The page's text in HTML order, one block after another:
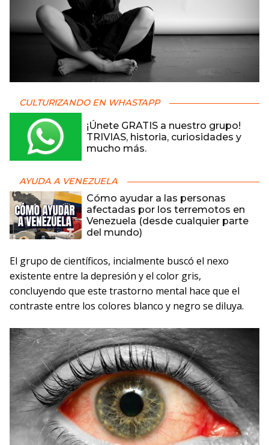
CULTURIZANDO EN WHASTAPP
¡Únete GRATIS a nuestro grupo!
TRIVIAS, historia, curiosidades y
mucho más.
AYUDA A VENEZUELA
Cómo ayudar a las personas
afectadas por los terremotos en
Venezuela (desde cualquier parte
del mundo)
El grupo de científicos, incialmente buscó el nexo
existente entre la depresión y el color gris,
concluyendo que este trastorno mental hace que el
contraste entre los colores blanco y negro se diluya.